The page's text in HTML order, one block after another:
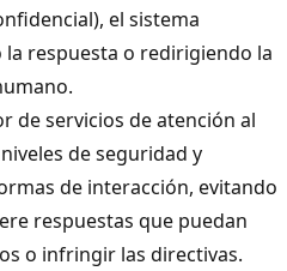
el sistema
respuesta o redirigiendo la
de servicios de atención al
de seguridad y
de interacción, evitando
respuestas que puedan
o infringir las directivas.